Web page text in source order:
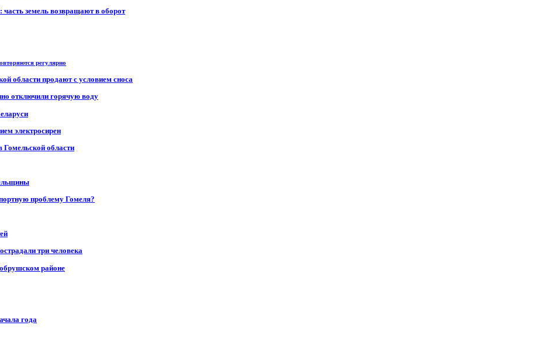
часть земель возвращают в оборот
регулярно
области продают с условием сноса
отключили горячую воду
электросирен
Гомельской области
проблему Гомеля?
три человека
районе
года